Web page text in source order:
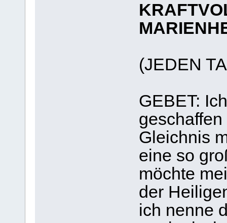
(JEDEN
GEBET:
Gleichnis
eine so
möchte
der
ich nenne